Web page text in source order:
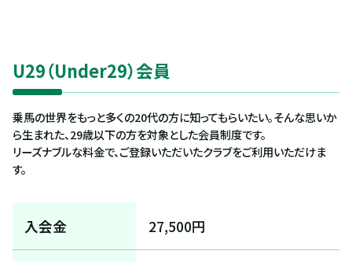
U29（Under29）会員
乗馬の世界をもっと多くの20代の方に知ってもらいたい。そんな思いか
ら生まれた、29歳以下の方を対象とした会員制度です。
リーズナブルな料金で、ご登録いただいたクラブをご利用いただけま
す。
入会金 27,500円